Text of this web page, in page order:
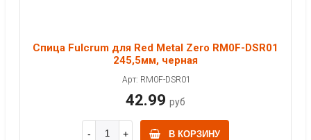
Спица Fulcrum для Red Metal Zero RM0F-DSR01
245,5мм, черная
Арт: RM0F-DSR01
42.99 руб
В КОРЗИНУ